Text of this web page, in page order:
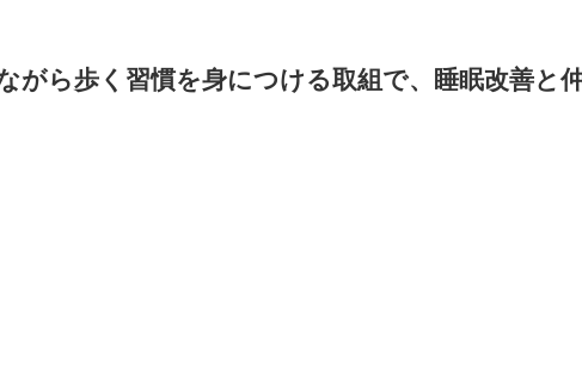
がら歩く習慣を身につける取組で、睡眠改善と